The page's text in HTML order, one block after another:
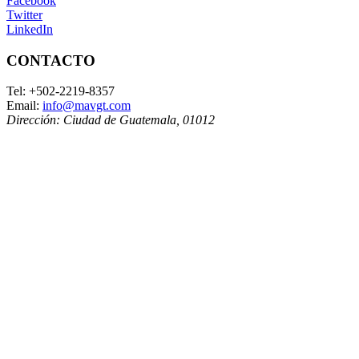
Twitter
LinkedIn
CONTACTO
Tel: +502-2219-8357
Email: info@mavgt.com
Dirección: Ciudad de Guatemala 01012